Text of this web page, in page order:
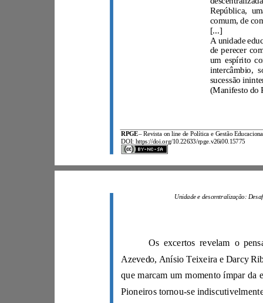
RPGE–
DOI: https://doi.org/10.22633/rpge.v26i00.15775